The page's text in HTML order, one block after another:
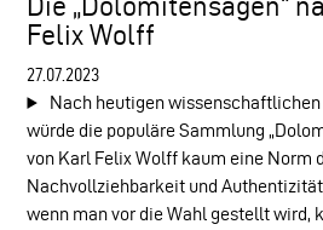
Felix Wolff
27.07.2023
Nach heutigen
würde die populäre Sammlung
von Karl Felix Wolff kaum eine Norm
Nachvollziehbarkeit und
wenn man vor die Wahl gestellt wird,